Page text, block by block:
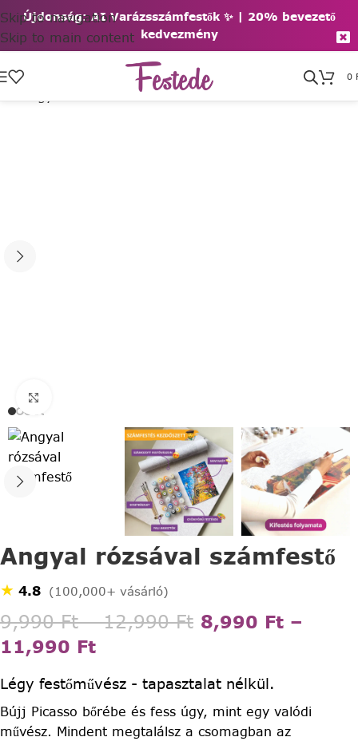
Újdonság: AI Varázsszámfestők ✨ | 20% bevezető
kedvezmény
Skip to navigation
Skip to main content
0
Angyal rózsával számfestő
★ 4.8 (100,000+ vásárló)
9,990Ft – 12,990Ft 8,990 Ft –
11,990 Ft
Légy festőművész - tapasztalat nélkül.
Bújj Picasso bőrébe és fess úgy, mint egy valódi
művész. Mindent megtalálsz a csomagban az